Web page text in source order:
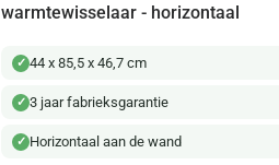
warmtewisselaar - horizontaal
44 x 85,5 x 46,7 cm
3 jaar fabrieksgarantie
Horizontaal aan de wand